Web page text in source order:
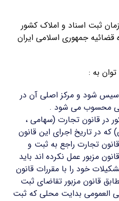
ثبت اسناد و املاک کشور
جمهوری اسلامی ایران
به :
شود و مرکز اصلی آن در
محسوب می شود .
در قانون تجارت (سهامی ،
که در تاریخ اجرای این قانون
تجارت راجع به ثبت و
مزبور عمل نکرده اند باید
آخر شهریور ماه ۱۳۱۰ تشکیلات خود را با مقررات قانون
قانون مزبور تقاضای ثبت
العمومی بدایت محلی که ثبت